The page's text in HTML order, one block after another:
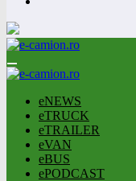
eNEWS
eTRUCK
eTRAILER
eVAN
eBUS
ePODCAST